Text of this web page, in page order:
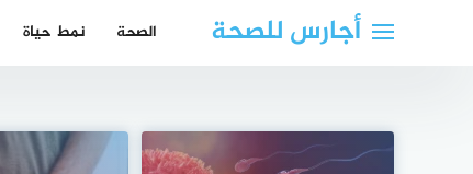
أجارس للصحة الصحة نمط حياة